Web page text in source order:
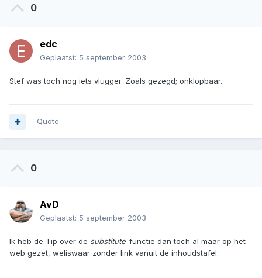
0
edc
Geplaatst: 5 september 2003
Stef was toch nog iets vlugger. Zoals gezegd; onklopbaar.
Quote
0
AvD
Geplaatst: 5 september 2003
Ik heb de Tip over de substitute-functie dan toch al maar op het
web gezet, weliswaar zonder link vanuit de inhoudstafel: